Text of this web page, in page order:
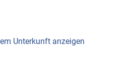
Unterkunft anzeigen